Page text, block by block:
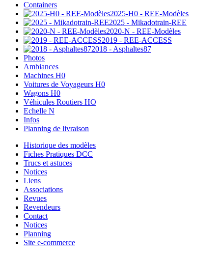
Containers
2025-H0 - REE-Modèles
2025 - Mikadotrain-REE
2020-N - REE-Modèles
2019 - REE-ACCESS
2018 - Asphaltes87
Photos
Ambiances
Machines H0
Voitures de Voyageurs H0
Wagons H0
Véhicules Routiers HO
Echelle N
Infos
Planning de livraison
Historique des modèles
Fiches Pratiques DCC
Trucs et astuces
Notices
Liens
Associations
Revues
Revendeurs
Contact
Notices
Planning
Site e-commerce